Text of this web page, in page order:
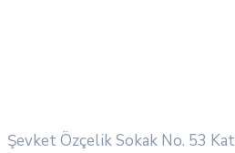
Şevket Özçelik Sokak No. 53 Kat